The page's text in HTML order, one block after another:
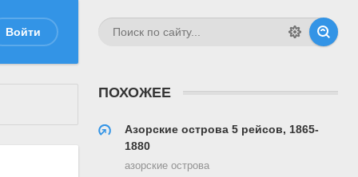
Войти
ПОХОЖЕЕ
Азорские острова 5 рейсов, 1865-
1880
азорские острова